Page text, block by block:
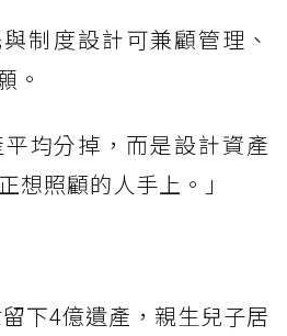
制度設計可兼顧管理、
。
平均分掉，而是設計資產
想照顧的人手上。」
下4億遺產，親生兒子居